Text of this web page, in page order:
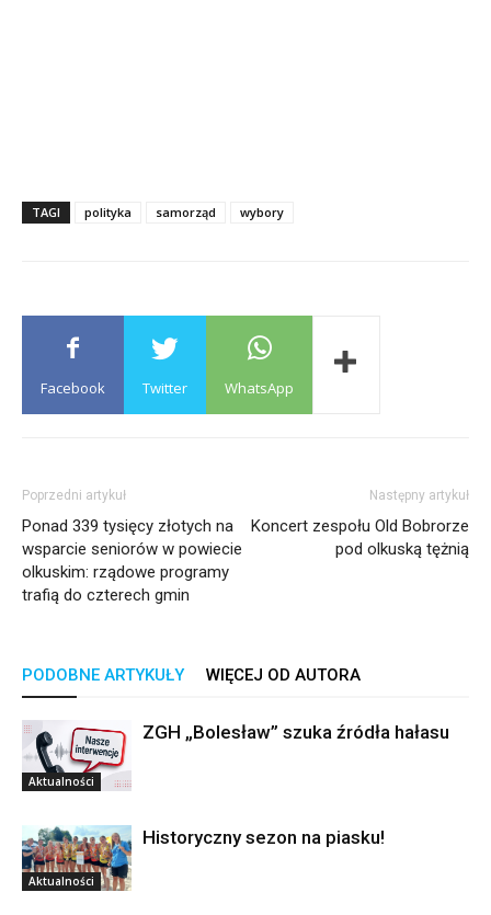
TAGI polityka samorząd wybory
Facebook Twitter WhatsApp
Poprzedni artykuł
Ponad 339 tysięcy złotych na
wsparcie seniorów w powiecie
olkuskim: rządowe programy
trafią do czterech gmin
Następny artykuł
Koncert zespołu Old Bobrorze
pod olkuską tężnią
PODOBNE ARTYKUŁY WIĘCEJ OD AUTORA
Aktualności
ZGH „Bolesław” szuka źródła hałasu
Aktualności
Historyczny sezon na piasku!